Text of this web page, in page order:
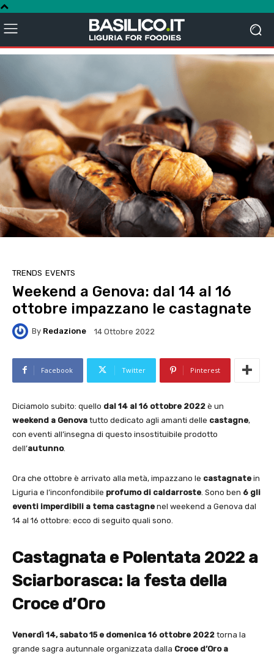
TRENDS EVENTS
Weekend a Genova: dal 14 al 16
ottobre impazzano le castagnate
By Redazione 14 Ottobre 2022
Facebook Twitter Pinterest
Diciamolo subito: quello dal 14 al 16 ottobre 2022 è un
weekend a Genova tutto dedicato agli amanti delle castagne,
con eventi all’insegna di questo insostituibile prodotto
dell’autunno.
Ora che ottobre è arrivato alla metà, impazzano le castagnate in
Liguria e l’inconfondibile profumo di caldarroste . Sono ben 6 gli
eventi imperdibili a tema castagne nel weekend a Genova dal
14 al 16 ottobre: ecco di seguito quali sono.
Castagnata e Polentata 2022 a
Sciarborasca: la festa della
Croce d’Oro
Venerdì 14, sabato 15 e domenica 16 ottobre 2022 torna la
grande sagra autunnale organizzata dalla Croce d’Oro a